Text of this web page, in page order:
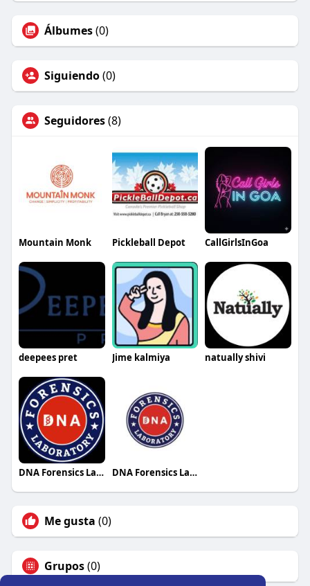
Álbumes(0)
Siguiendo(0)
Seguidores(8)
Mountain Monk Pickleball Depot CallGirlsInGoa
deepees pret Jime kalmiya natually shivi
DNA Forensics Laboratory DNA Forensics Laboratory
Me gusta (0)
Grupos(0)